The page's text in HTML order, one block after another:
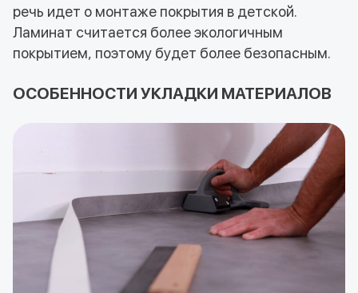
речь идет о монтаже покрытия в детской.
Ламинат считается более экологичным
покрытием, поэтому будет более безопасным.
ОСОБЕННОСТИ УКЛАДКИ МАТЕРИАЛОВ